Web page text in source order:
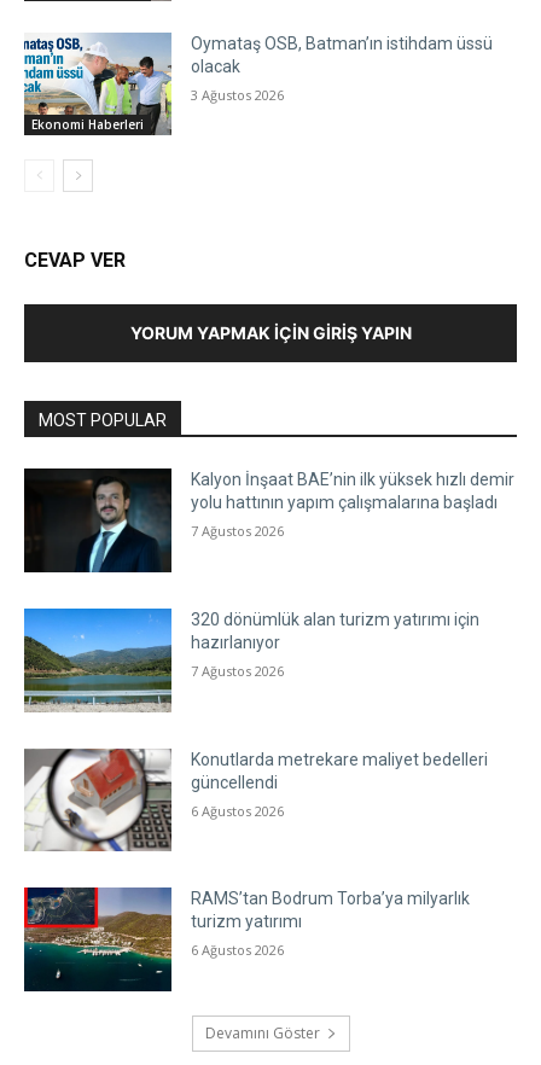
Ekonomi Haberleri
Oymataş OSB, Batman’ın istihdam üssü
olacak
3 Ağustos 2026
CEVAP VER
YORUM YAPMAK İÇIN GIRIŞ YAPIN
MOST POPULAR
Kalyon İnşaat BAE’nin ilk yüksek hızlı demir
yolu hattının yapım çalışmalarına başladı
7 Ağustos 2026
320 dönümlük alan turizm yatırımı için
hazırlanıyor
7 Ağustos 2026
Konutlarda metrekare maliyet bedelleri
güncellendi
6 Ağustos 2026
RAMS’tan Bodrum Torba’ya milyarlık
turizm yatırımı
6 Ağustos 2026
Devamını Göster